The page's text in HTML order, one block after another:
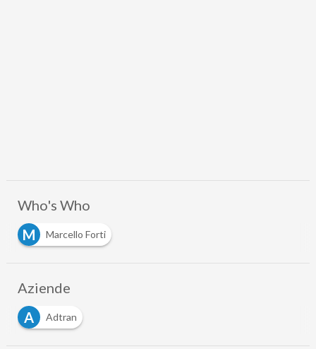
Who's Who
M
Marcello Forti
Aziende
A
Adtran